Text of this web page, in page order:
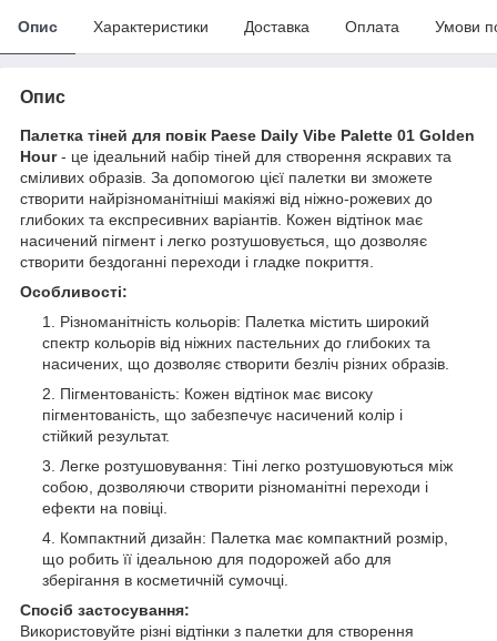
Опис Характеристики Доставка Оплата Умови
Опис
Палетка тіней для повік Paese Daily Vibe Palette 01 Golden
Hour- це ідеальний набір тіней для створення яскравих та
сміливих образів. За допомогою цієї палетки ви зможете
створити найрізноманітніші макіяжі від ніжно-рожевих до
глибоких та експресивних варіантів. Кожен відтінок має
насичений пігмент і легко розтушовується, що дозволяє
створити бездоганні переходи і гладке покриття.
Особливості:
Різноманітність кольорів: Палетка містить широкий
спектр кольорів від ніжних пастельних до глибоких та
насичених, що дозволяє створити безліч різних образів.
Пігментованість: Кожен відтінок має високу
пігментованість, що забезпечує насичений колір і
стійкий результат.
Легке розтушовування: Тіні легко розтушовуються між
собою, дозволяючи створити різноманітні переходи і
ефекти на повіці.
Компактний дизайн: Палетка має компактний розмір,
що робить її ідеальною для подорожей або для
зберігання в косметичній сумочці.
Спосіб застосування:
Використовуйте різні відтінки з палетки для створення